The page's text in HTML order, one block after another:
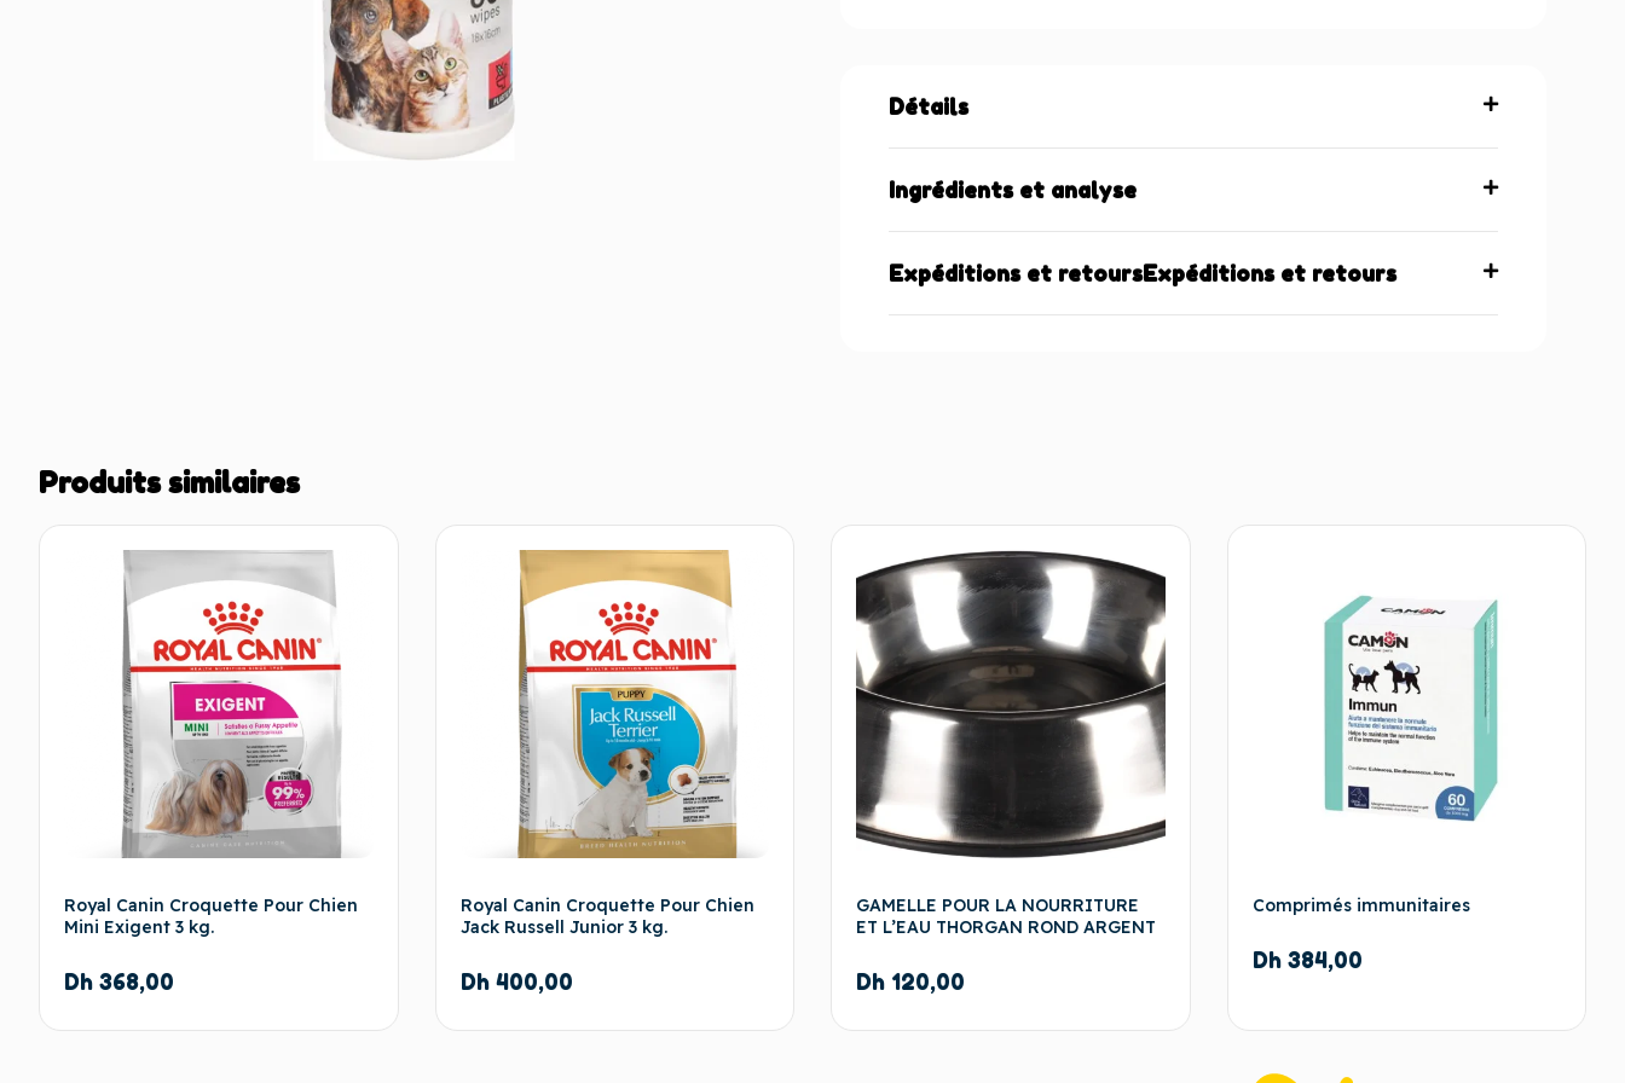
Détails
Ingrédients et analyse
Expéditions et retoursExpéditions et retours
Produits similaires
Royal Canin Croquette Pour Chien
Mini Exigent 3 kg.
Dh 368,00
Royal Canin Croquette Pour Chien
Jack Russell Junior 3 kg.
Dh400,00
GAMELLE POUR LA NOURRITURE
ET L’EAU THORGAN ROND ARGENT
Dh 120,00
Comprimés immunitaires
Dh384,00